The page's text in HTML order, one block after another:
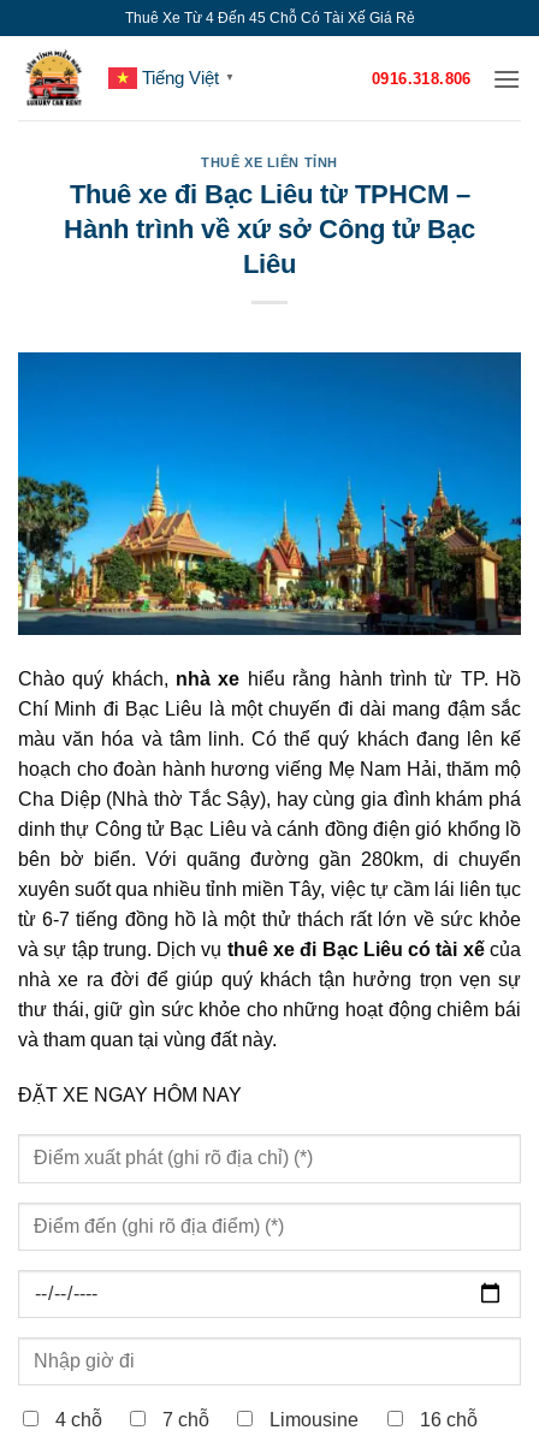
dung
Thuê Xe Từ 4 Đến 45 Chỗ Có Tài Xế Giá Rẻ
Tiếng Việt ▼ 0916.318.806
THUÊ XE LIÊN TỈNH
Thuê xe đi Bạc Liêu từ TPHCM –
Hành trình về xứ sở Công tử Bạc
Liêu
Chào quý khách, nhà xe hiểu rằng hành trình từ TP. Hồ
Chí Minh đi Bạc Liêu là một chuyến đi dài mang đậm sắc
màu văn hóa và tâm linh. Có thể quý khách đang lên kế
hoạch cho đoàn hành hương viếng Mẹ Nam Hải, thăm mộ
Cha Diệp (Nhà thờ Tắc Sậy), hay cùng gia đình khám phá
dinh thự Công tử Bạc Liêu và cánh đồng điện gió khổng lồ
bên bờ biển. Với quãng đường gần 280km, di chuyển
xuyên suốt qua nhiều tỉnh miền Tây, việc tự cầm lái liên tục
từ 6-7 tiếng đồng hồ là một thử thách rất lớn về sức khỏe
và sự tập trung. Dịch vụ thuê xe đi Bạc Liêu có tài xếcủa
nhà xe ra đời để giúp quý khách tận hưởng trọn vẹn sự
thư thái, giữ gìn sức khỏe cho những hoạt động chiêm bái
và tham quan tại vùng đất này.
ĐẶT XE NGAY HÔM NAY
4 chỗ 7 chỗ Limousine
16 chỗ